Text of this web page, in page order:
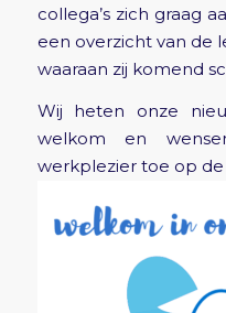
collega’s zich graag
een overzicht van de
waaraan zij komend
Wij heten onze
welkom en
werkplezier toe op de